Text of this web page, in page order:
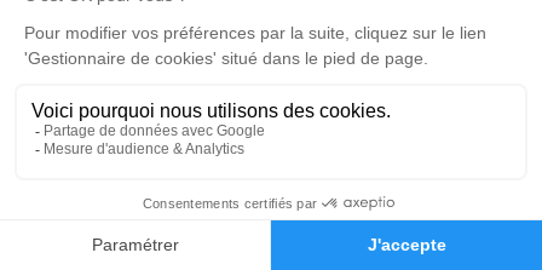
Faire-part Hommages
jeudi 11 janvier 2024 à 14h30
Eglise de Beaufort-en-Anjou
Place Jeanne de Laval